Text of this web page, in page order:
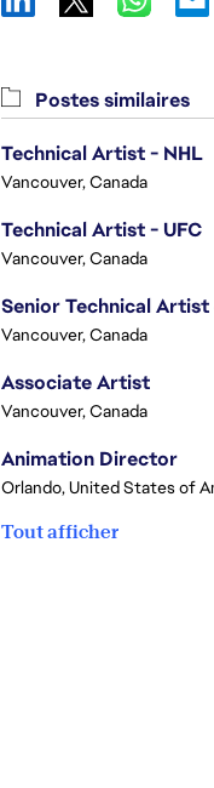
Postes similaires
Technical Artist - NHL
Vancouver, Canada
Technical Artist - UFC
Vancouver, Canada
Vancouver, Canada
Associate Artist
Vancouver, Canada
Animation Director
Orlando, United States of
Tout afficher